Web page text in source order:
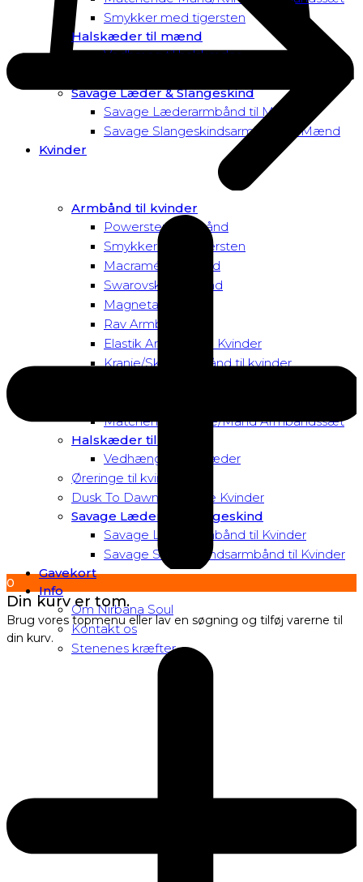
Smykker med tigersten
Halskæder til mænd
Vedhæng til halskæder
Savage Læder & Slangeskind
Savage Læderarmbånd til Mænd
Savage Slangeskindsarmbånd til Mænd
Kvinder
Armbånd til kvinder
Powersten Armbånd
Smykker med tigersten
Macramé Armbånd
Swarovski Armbånd
Magnetarmbånd
Rav Armbånd
Elastik Armbånd til Kvinder
Kranie/Skull Armbånd til kvinder
Matchende Kvinde/Mand Armbåndssæt
Halskæder til Kvinder
Vedhæng til halskæder
Øreringe til kvinder
Dusk To Dawn Exclusive Kvinder
Savage Læder og Slangeskind
Savage Læderarmbånd til Kvinder
Savage Slangeskindsarmbånd til Kvinder
Gavekort
Info
Om Nirbana Soul
Kontakt os
Stenenes kræfter
0
Din kurv er tom.
Brug vores topmenu eller lav en søgning og tilføj varerne til
din kurv.